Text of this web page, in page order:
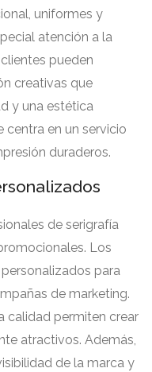
uniformes y
atención a la
pueden
creativas que
y una estética
centra en un servicio
duraderos.
de serigrafía
Los
para
de marketing.
calidad permiten crear
atractivos. Además,
de la marca y